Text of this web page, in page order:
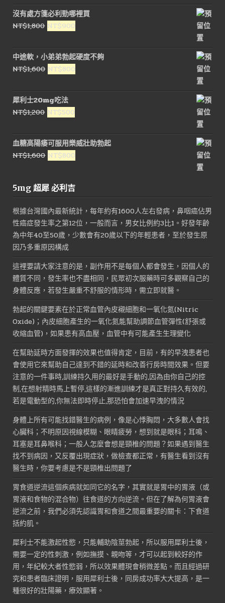
價
格：
NT$3,000。
價
格：
沒有處方箋必利勁哪裡買
NT$1,800 原
價
格：
NT$1,800。
NT$900
價
格：
NT$900。
中途軟，小弟弟勃起硬度不夠
NT$1,600 原
價
格：
NT$1,600。
NT$800
價
犀利士20mg吃法
NT$1,200 原
價
格：
NT$1,200。
NT$500
價
格：
NT$500。
血糖高陽痿可服用樂威壯助勃起
NT$1,600 原
格：
NT$800
5mg 超犀 必利吉
根據台灣國內最新統計，每年約有1600人左右發病，鼻咽癌佔男
性癌症發生率之第12位，一般而言，男女比例約3比1。好發年齡
為中年40至50歲，少數會有20歲以下的年輕患者，至於發生原
因乃多重原因構成
這裡要請大家注意的是，副作用不是每個人都會發生，因個人的
體質不同，發生率也不盡相同，民眾初次服藥時可多觀察自己的
身體反應，若發生嚴重不舒服的情形時，需立即就醫。
勃起的關鍵要素在於正常血管內皮襯細胞和一氧化氮(Nitric
Oxide)；內皮細胞產生的一氧化氮能幫助調節血管彈性(舒張或
收縮血管)，如果患有高血壓，血管中有可能產生生理變化
在幫助延時方面發揮的效果也值得肯定，目前，有的早洩患者也
會使用它來幫助自己達到不錯的延時和改善行房時間效果。但要
注意的一件事時,訓練持久用的最好是手動的,因為由你自己的控
制,在想射精時馬上暫停,這樣的漸進訓練才是真正對持久有效的,
若是電動型的,你無法即時停止,那恐怕會加速早洩的情況
身體上所有可能找錯醫生的病例，像是心悸胸悶，大多數人會找
心臟科；不明原因視線模糊、眼睛疲勞，想到就是眼科；耳鳴、
耳塞是耳鼻喉科；一般人怎麼會想是頸椎的問題？如果遇到醫生
找不到病因，又反覆出現症狀，做檢查都正常，有醫生看到沒有
醫生時，你要考慮是不是頸椎出問題了
胃食道逆流這個疾病就如同它的名字，其實就是胃中的胃液（或
胃液和食物的混合物）往食道的方向逆流。但在了解為何胃液會
逆流之前，我們必須先認識胃和食道之間最重要的關卡：下食道
括約肌。
犀利士不能激起性慾，只能輔助陰莖勃起，所以服用犀利士後，
需要一定的性刺激，例如撫摸、親吻等，才可以起到較好的作
用，年紀較大者性慾弱，所以效果體現會稍微差點。而且經過研
究和患者臨床證明，服用犀利士後，同房成功率大大提高，是一
種很好的壯陽藥，療效顯著。